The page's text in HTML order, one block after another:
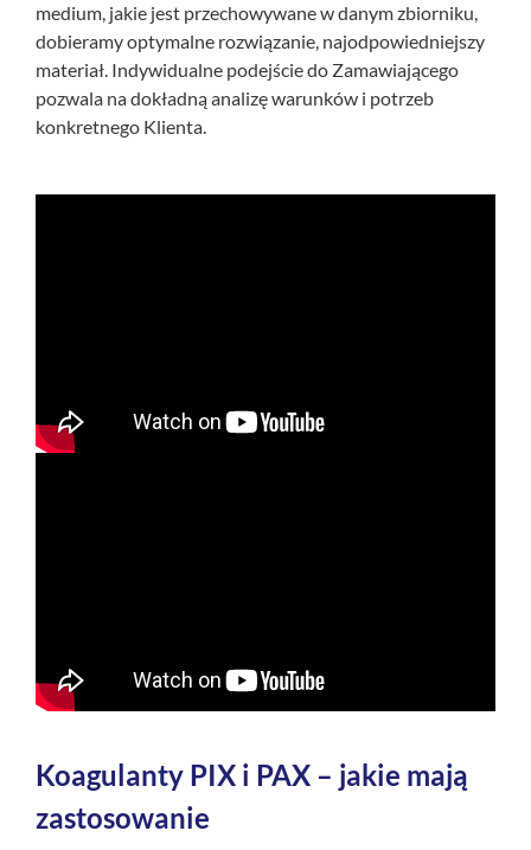
medium, jakie jest przechowywane w danym zbiorniku,
dobieramy optymalne rozwiązanie, najodpowiedniejszy
materiał. Indywidualne podejście do Zamawiającego
pozwala na dokładną analizę warunków i potrzeb
konkretnego Klienta.
Koagulanty PIX i PAX – jakie mają
zastosowanie